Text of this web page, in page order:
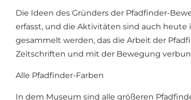
Die Ideen des Gründers der Pfadfinder-
erfasst, und die Aktivitäten sind auch heute
gesammelt werden, das die Arbeit der
Zeitschriften und mit der Bewegung
Alle Pfadfinder-Farben
In dem Museum sind alle größeren